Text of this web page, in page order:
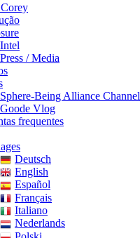
Intel
Press / Media
Sphere-Being Alliance Channel
Goode Vlog
frequentes
Deutsch
English
Español
Français
Italiano
Nederlands